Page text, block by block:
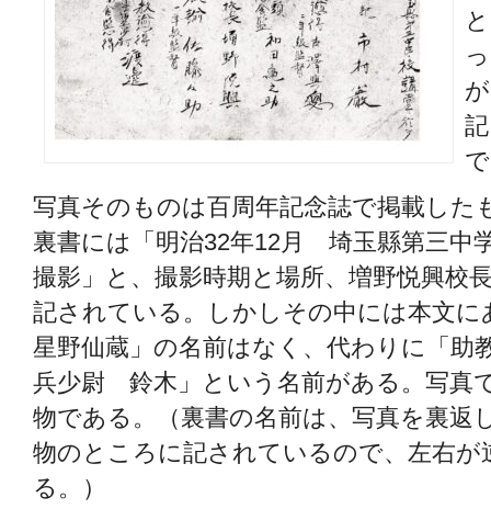
写真そのものは百周年記念誌で掲載した
裏書には「明治32年12月 埼玉縣第三
撮影」と、撮影時期と場所、増野悦興校
記されている。しかしその中には本文
星野仙蔵」の名前はなく、代わりに「
兵少尉 鈴木」という名前がある。写真
物である。（裏書の名前は、写真を裏返
物のところに記されているので、左右が
る。）